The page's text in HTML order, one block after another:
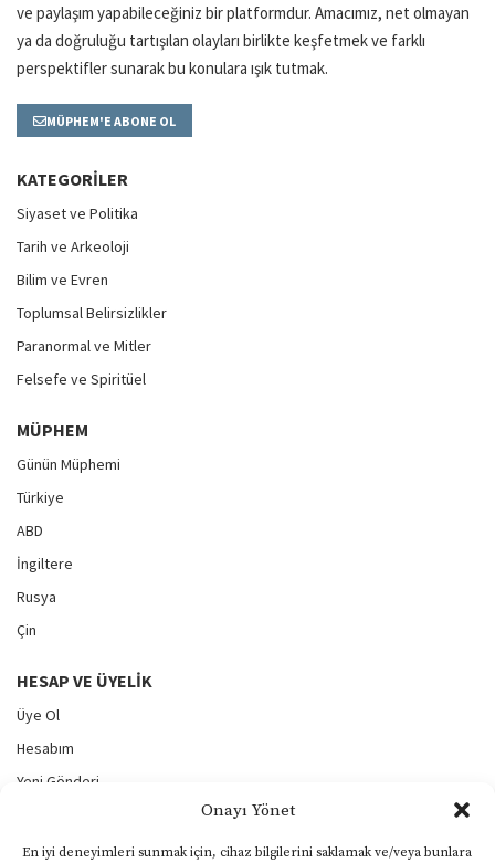
Onayı Yönet
En iyi deneyimleri sunmak için, cihaz bilgilerini saklamak ve/veya bunlara
ve paylaşım yapabileceğiniz bir platformdur. Amacımız, net olmayan
ya da doğruluğu tartışılan olayları birlikte keşfetmek ve farklı
perspektifler sunarak bu konulara ışık tutmak.
MÜPHEM'E ABONE OL
KATEGORILER
Siyaset ve Politika
Tarih ve Arkeoloji
Bilim ve Evren
Toplumsal Belirsizlikler
Paranormal ve Mitler
Felsefe ve Spiritüel
MÜPHEM
Günün Müphemi
Türkiye
ABD
İngiltere
Rusya
Çin
HESAP VE ÜYELIK
Üye Ol
Hesabım
Yeni Gönderi
Şifremi Unuttum